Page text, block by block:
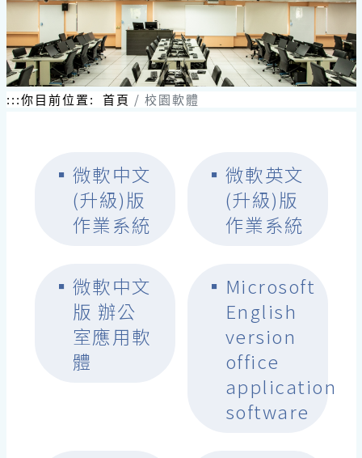
:::你目前位置: 首頁 校園軟體
▪ 微軟中文
(升級)版
作業系統
▪ 微軟英文
(升級)版
作業系統
▪ 微軟中文
版 辦公
室應用軟
體
▪ Microsoft
English
version
office
application
software